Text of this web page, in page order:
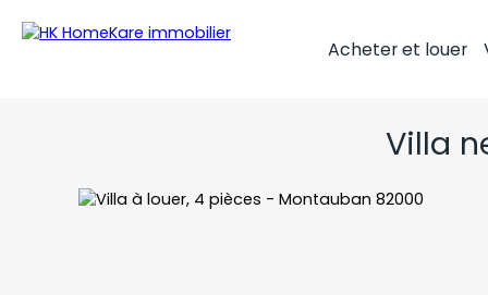
Acheter et louer
Villa